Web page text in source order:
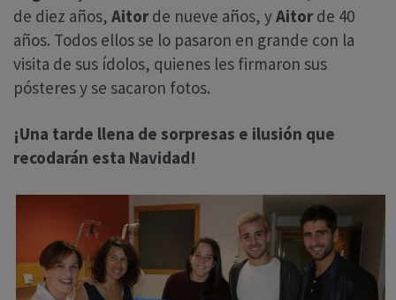
de diez años, Aitorde nueve años, yAitorde 40
años. Todos ellos se lo pasaron en grande con la
visita de sus ídolos, quienes les firmaron sus
pósteres y se sacaron fotos.
¡Una tarde llena de sorpresas e ilusión que
recodarán esta Navidad!